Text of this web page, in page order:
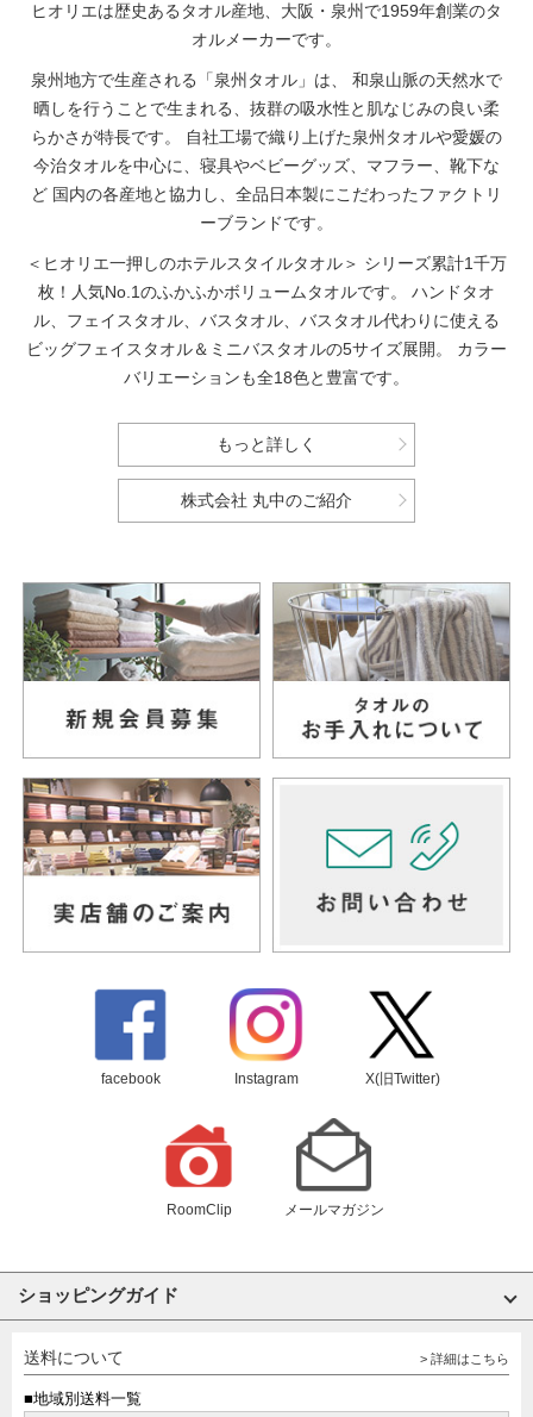
ヒオリエは歴史あるタオル産地、大阪・泉州で1959年創業のタ
オルメーカーです。
泉州地方で生産される「泉州タオル」は、
和泉山脈の天然水で
晒しを行うことで生まれる、抜群の吸水性と肌なじみの良い柔
らかさが特長です。
自社工場で織り上げた泉州タオルや愛媛の
今治タオルを中心に、寝具やベビーグッズ、マフラー、靴下な
ど 国内の各産地と協力し、全品日本製にこだわったファクトリ
ーブランドです。
＜ヒオリエ一押しのホテルスタイルタオル＞ シリーズ累計1千万
枚！人気No.1のふかふかボリュームタオルです。
ハンドタオ
ル、フェイスタオル、バスタオル、バスタオル代わりに使える
ビッグフェイスタオル＆ミニバスタオルの5サイズ展開。
カラー
バリエーションも全18色と豊富です。
もっと詳しく
株式会社 丸中のご紹介
facebook Instagram X(旧Twitter)
RoomClip メールマガジン
ショッピングガイド
送料について > 詳細はこちら
■地域別送料一覧